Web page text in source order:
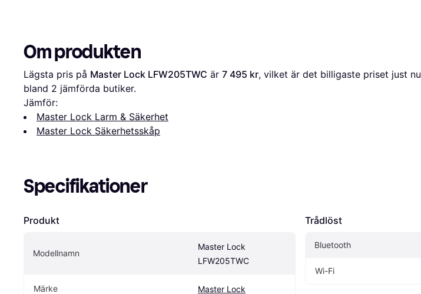
Om produkten
Lägsta pris på Master Lock LFW205TWC är 7 495 kr, vilket är det billigaste priset just nu
bland 2 jämförda butiker.
Jämför:
Master Lock Larm & Säkerhet
Master Lock Säkerhetsskåp
Specifikationer
Produkt
Modellnamn
Master Lock
LFW205TWC
Märke Master Lock
Trådlöst
Bluetooth
Wi-Fi